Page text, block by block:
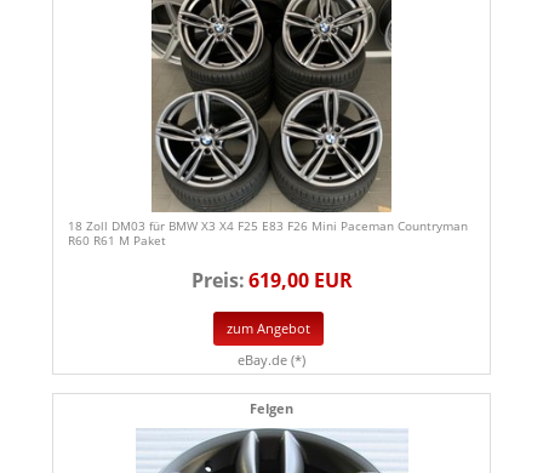
18 Zoll DM03 für BMW X3 X4 F25 E83 F26 Mini Paceman Countryman
R60 R61 M Paket
Preis:619,00 EUR
zum Angebot
eBay.de (*)
Felgen